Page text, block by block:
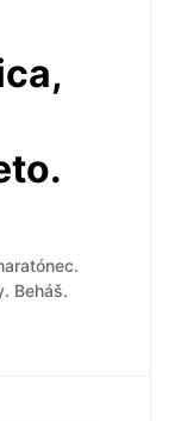
Beháš.